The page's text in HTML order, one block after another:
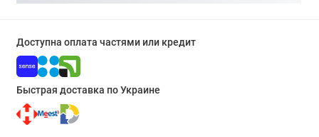
Доступна оплата частями или кредит
Быстрая доставка по Украине